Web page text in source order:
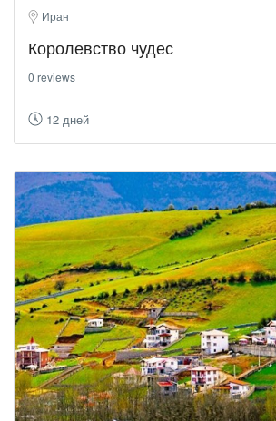
Иран
Королевство чудес
0 reviews
12 дней